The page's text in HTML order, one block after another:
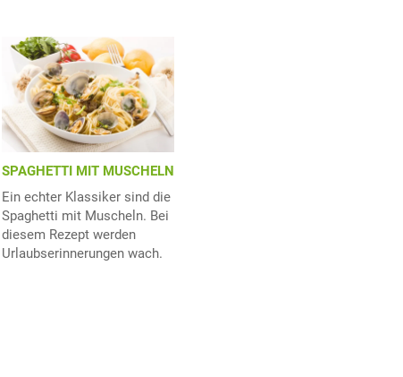
SPAGHETTI MIT MUSCHELN
Ein echter Klassiker sind die
Spaghetti mit Muscheln. Bei
diesem Rezept werden
Urlaubserinnerungen wach.